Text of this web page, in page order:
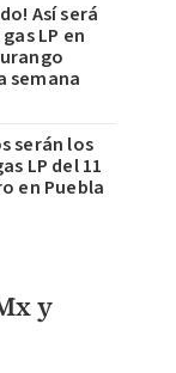
Así será
LP en
semana
serán los
LP del 11
en Puebla
y